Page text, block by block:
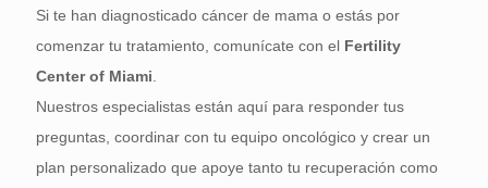
Si te han diagnosticado cáncer de mama o estás por
comenzar tu tratamiento, comunícate con el Fertility
Center of Miami.
Nuestros especialistas están aquí para responder tus
preguntas, coordinar con tu equipo oncológico y crear un
plan personalizado que apoye tanto tu recuperación como